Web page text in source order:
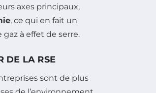
axes principaux,
, ce qui en fait un
à effet de serre.
DE LA RSE
sont de plus